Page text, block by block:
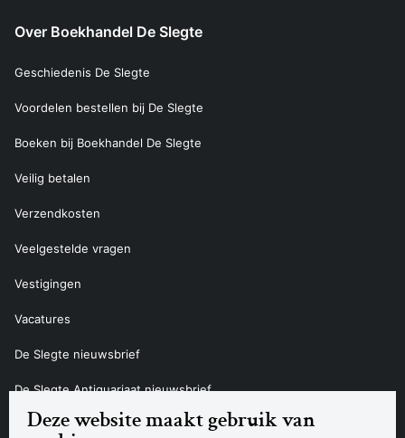
Deze website maakt gebruik van
Over Boekhandel De Slegte
Geschiedenis De Slegte
Voordelen bestellen bij De Slegte
Boeken bij Boekhandel De Slegte
Veilig betalen
Verzendkosten
Veelgestelde vragen
Vestigingen
Vacatures
De Slegte nieuwsbrief
De Slegte Antiquariaat nieuwsbrief
Contact